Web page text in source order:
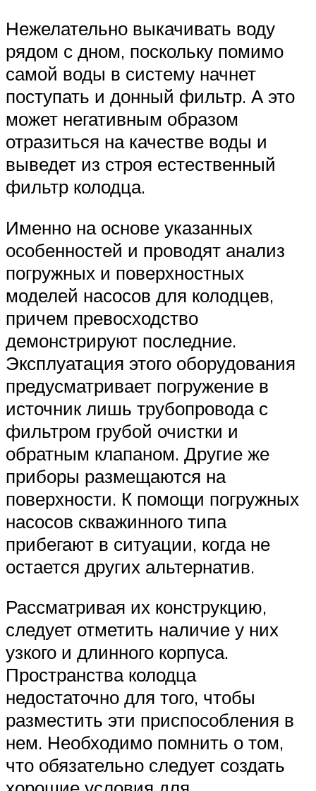
Нежелательно выкачивать воду
рядом с дном, поскольку помимо
самой воды в систему начнет
поступать и донный фильтр. А это
может негативным образом
отразиться на качестве воды и
выведет из строя естественный
фильтр колодца.
Именно на основе указанных
особенностей и проводят анализ
погружных и поверхностных
моделей насосов для колодцев,
причем превосходство
демонстрируют последние.
Эксплуатация этого оборудования
предусматривает погружение в
источник лишь трубопровода с
фильтром грубой очистки и
обратным клапаном. Другие же
приборы размещаются на
поверхности. К помощи погружных
насосов скважинного типа
прибегают в ситуации, когда не
остается других альтернатив.
Рассматривая их конструкцию,
следует отметить наличие у них
узкого и длинного корпуса.
Пространства колодца
недостаточно для того, чтобы
разместить эти приспособления в
нем. Необходимо помнить о том,
что обязательно следует создать